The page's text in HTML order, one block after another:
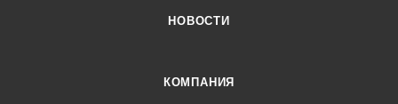
НОВОСТИ
КОМПАНИЯ